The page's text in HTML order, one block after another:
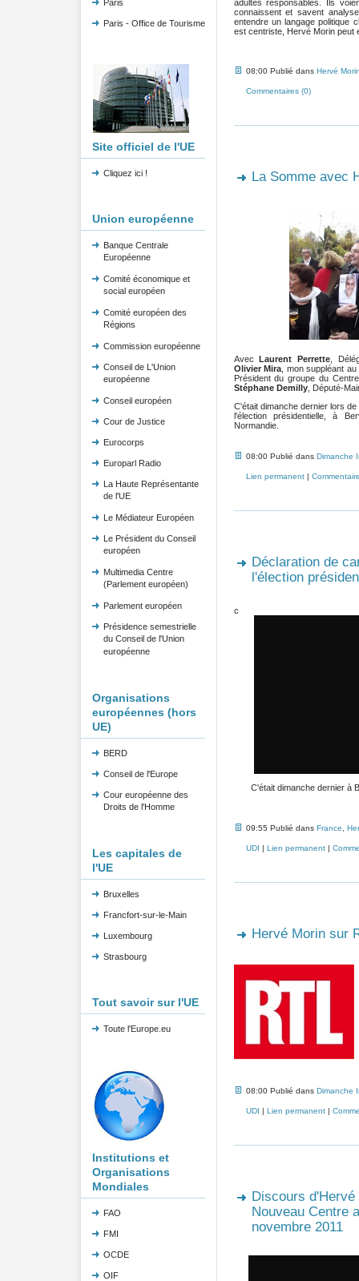
Paris
Paris - Office de Tourisme
Site officiel de l'UE
Cliquez ici !
Union européenne
Banque Centrale
Européenne
Comité économique et
social européen
Comité européen des
Régions
Commission européenne
Conseil de L'Union
européenne
Conseil européen
Cour de Justice
Eurocorps
Europarl Radio
La Haute Représentante
de l'UE
Le Médiateur Européen
Le Président du Conseil
européen
Multimedia Centre
(Parlement européen)
Parlement européen
Présidence semestrielle
du Conseil de l'Union
européenne
Organisations
européennes (hors
UE)
BERD
Conseil de l'Europe
Cour européenne des
Droits de l'Homme
Les capitales de
l'UE
Bruxelles
Francfort-sur-le-Main
Luxembourg
Strasbourg
Tout savoir sur l'UE
Toute l'Europe.eu
Institutions et
Organisations
Mondiales
FAO
FMI
OCDE
OIF
adultes responsables. Ils
connaissent et savent
entendre un langage politique
est centriste, Hervé Morin peut
08:00 Publié dans Hervé
Commentaires (0)
La Somme avec
Avec Laurent Perrette,
Olivier Mira, mon suppléant
Président du groupe du
Stéphane Demilly, Député-
C'était dimanche dernier lors
l'élection présidentielle, à
Normandie.
08:00 Publié dans Dimanche
Lien permanent|
Déclaration de
l'élection
c
C'était dimanche dernier à
09:55 Publié dans France,
UDI Lien permanent|
Hervé Morin sur
08:00 Publié dans Dimanche
UDI | Lien permanent|
Discours
Nouveau Centre
novembre 2011